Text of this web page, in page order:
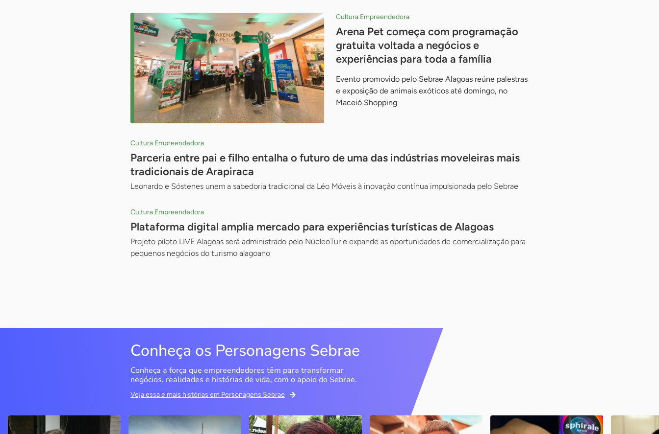
Cultura Empreendedora
Arena Pet começa com programação
gratuita voltada a negócios e
experiências para toda a família
Evento promovido pelo Sebrae Alagoas reúne palestras
e exposição de animais exóticos até domingo, no
Maceió Shopping
Cultura Empreendedora
Parceria entre pai e filho entalha o futuro de uma das indústrias moveleiras mais
tradicionais de Arapiraca
Leonardo e Sóstenes unem a sabedoria tradicional da Léo Móveis à inovação contínua impulsionada pelo Sebrae
Cultura Empreendedora
Plataforma digital amplia mercado para experiências turísticas de Alagoas
Projeto piloto LIVE Alagoas será administrado pelo NúcleoTur e expande as oportunidades de comercialização para
pequenos negócios do turismo alagoano
Conheça os Personagens Sebrae
Conheça a força que empreendedores têm para transformar
negócios, realidades e histórias de vida, com o apoio do Sebrae.
Veja essa e mais histórias em Personagens Sebrae